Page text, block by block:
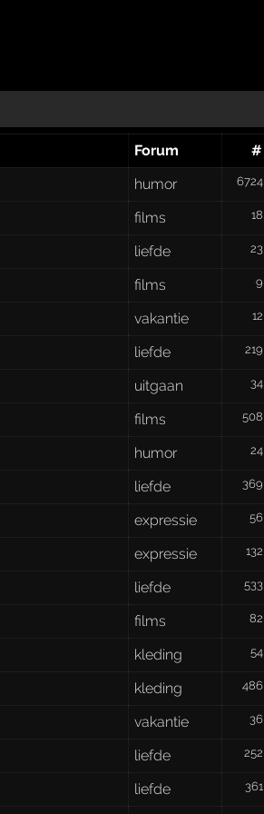
Forum #
humor 6724
films 18
liefde 23
films 9
vakantie 12
liefde 219
uitgaan 34
films 508
humor 24
liefde 369
expressie 56
expressie 132
liefde 533
films 82
kleding 54
kleding 486
vakantie 36
liefde 252
liefde 361